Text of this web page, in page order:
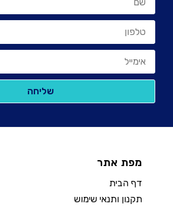
מפת אתר
דף הבית
תקנון ותנאי שימוש